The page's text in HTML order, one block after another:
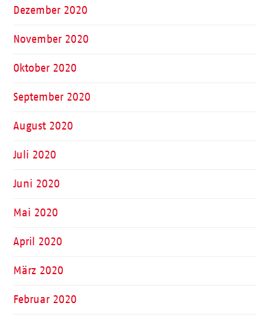
Dezember 2020
November 2020
Oktober 2020
September 2020
August 2020
Juli 2020
Juni 2020
Mai 2020
April 2020
März 2020
Februar 2020